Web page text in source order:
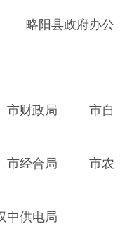
阳县政府办公
财政局 市自
经合局 市农
供电局